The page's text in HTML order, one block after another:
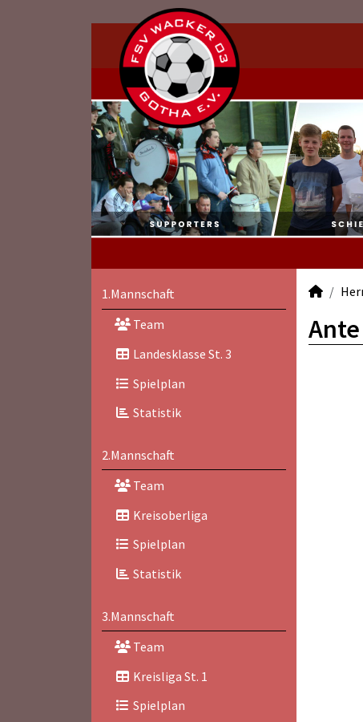
1.Mannschaft
Team
Landesklasse St. 3
Spielplan
Statistik
2.Mannschaft
Team
Kreisoberliga
Spielplan
Statistik
3.Mannschaft
Team
Kreisliga St. 1
Spielplan